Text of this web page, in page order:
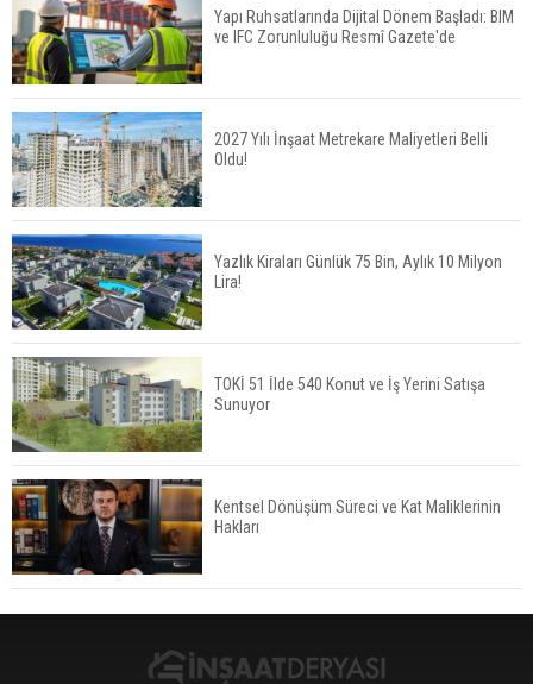
Konut Satışları Güçlü Seyrini Korudu Yabancıya
Satış Geriledi
ABD'de İnşaat Harcamaları Geriledi
Tercih Döneminde Barınma Telaşı Başladı
Aileden Miras Kalan Ev Nasıl Satılır?
İstanbul'da 15 Bin Kiralık Sosyal Konut Eylülde
Kiraya Verilecek
Yapı Ruhsatlarında Dijital Dönem Başladı: BIM
ve IFC Zorunluluğu Resmî Gazete'de
2027 Yılı İnşaat Metrekare Maliyetleri Belli
Oldu!
Yazlık Kiraları Günlük 75 Bin, Aylık 10 Milyon
Lira!
TOKİ 51 İlde 540 Konut ve İş Yerini Satışa
Sunuyor
Kentsel Dönüşüm Süreci ve Kat Maliklerinin
Hakları